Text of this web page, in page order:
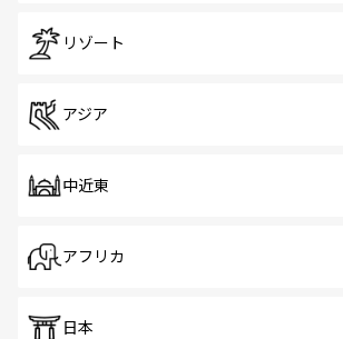
リゾート
アジア
中近東
アフリカ
日本